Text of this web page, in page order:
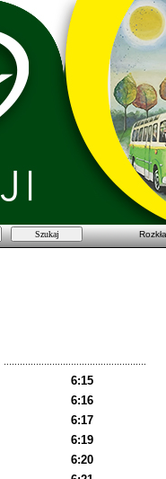
6:15
6:16
6:17
6:19
6:20